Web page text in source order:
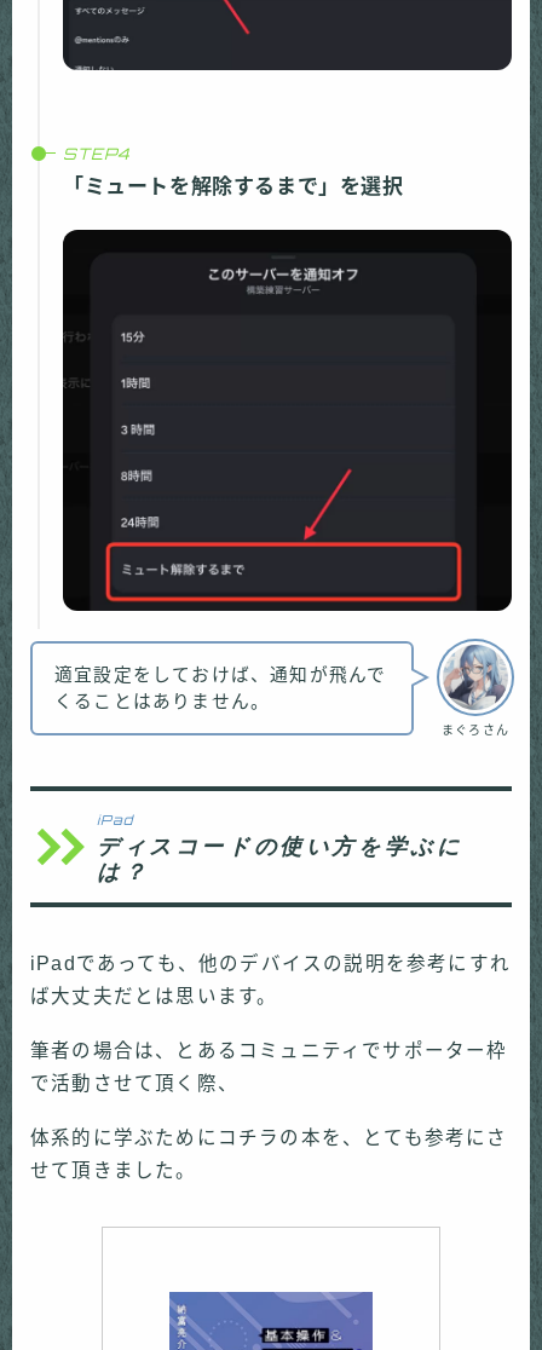
「ミュートを解除するまで」を選択
まぐろさん
適宜設定をしておけば、通知が飛んで
くることはありません。
iPad
ディスコードの使い方を学ぶに
は？
iPadであっても、他のデバイスの説明を参考にすれ
ば大丈夫だとは思います。
筆者の場合は、とあるコミュニティでサポーター枠
で活動させて頂く際、
体系的に学ぶためにコチラの本を、とても参考にさ
せて頂きました。